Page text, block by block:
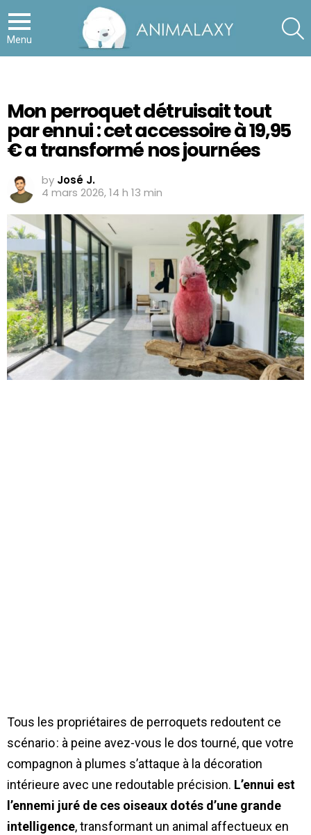
Menu
Mon perroquet détruisait tout
par ennui : cet accessoire à 19,95
€ a transformé nos journées
by José J.
4 mars 2026, 14 h 13 min
Tous les propriétaires de perroquets redoutent ce
scénario : à peine avez-vous le dos tourné, que votre
compagnon à plumes s’attaque à la décoration
intérieure avec une redoutable précision. L’ennui est
l’ennemi juré de ces oiseaux dotés d’une grande
intelligence, transformant un animal affectueux en